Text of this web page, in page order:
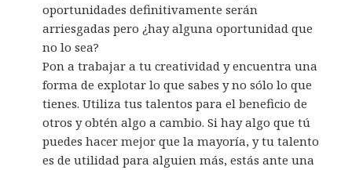
oportunidades definitivamente serán
arriesgadas pero ¿hay alguna oportunidad que
no lo sea?
Pon a trabajar a tu creatividad y encuentra una
forma de explotar lo que sabes y no sólo lo que
tienes. Utiliza tus talentos para el beneficio de
otros y obtén algo a cambio. Si hay algo que tú
puedes hacer mejor que la mayoría, y tu talento
es de utilidad para alguien más, estás ante una